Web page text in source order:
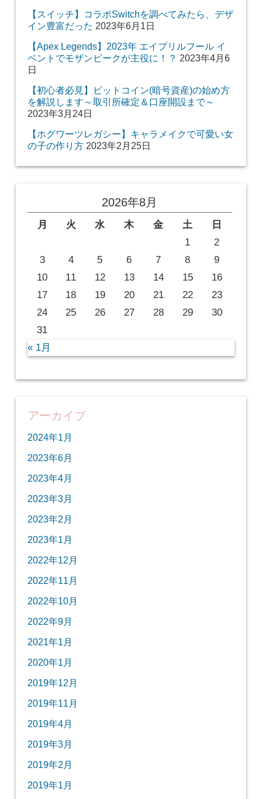
【スイッチ】コラボSwitchを調べてみたら、デザ
イン豊富だった 2023年6月1日
【Apex Legends】2023年 エイプリルフール イ
ベントでモザンビークが主役に！？ 2023年4月6
日
【初心者必見】ビットコイン(暗号資産)の始め方
を解説します～取引所確定＆口座開設まで～
2023年3月24日
【ホグワーツレガシー】キャラメイクで可愛い女
の子の作り方 2023年2月25日
2026年8月
月 火 水 木 金 土
日
1
2
3
4 5 6 7 8
9
10
11 12 13 14 15
16
17
18 19 20 21 22
23
24
25 26 27 28 29
30
31
« 1月
アーカイブ
2024年1月
2023年6月
2023年4月
2023年3月
2023年2月
2023年1月
2022年12月
2022年11月
2022年10月
2022年9月
2021年1月
2020年1月
2019年12月
2019年11月
2019年4月
2019年3月
2019年2月
2019年1月